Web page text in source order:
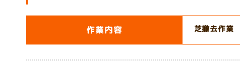
作業内容 芝撤去作業